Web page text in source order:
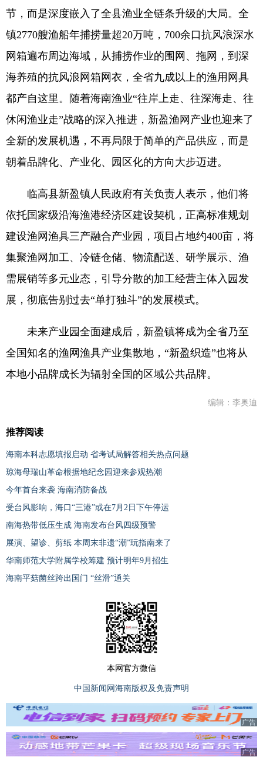
节，而是深度嵌入了全县渔业全链条升级的大局。全
镇2770艘渔船年捕捞量超20万吨，700余口抗风浪深水
网箱遍布周边海域，从捕捞作业的围网、拖网，到深
海养殖的抗风浪网箱网衣，全省九成以上的渔用网具
都产自这里。随着海南渔业“往岸上走、往深海走、往
休闲渔业走”战略的深入推进，新盈渔网产业也迎来了
全新的发展机遇，不再局限于简单的产品供应，而是
朝着品牌化、产业化、园区化的方向大步迈进。
临高县新盈镇人民政府有关负责人表示，他们将
依托国家级沿海渔港经济区建设契机，正高标准规划
建设渔网渔具三产融合产业园，项目占地约400亩，将
集聚渔网加工、冷链仓储、物流配送、研学展示、渔
需展销等多元业态，引导分散的加工经营主体入园发
展，彻底告别过去“单打独斗”的发展模式。
未来产业园全面建成后，新盈镇将成为全省乃至
全国知名的渔网渔具产业集散地，“新盈织造”也将从
本地小品牌成长为辐射全国的区域公共品牌。
编辑：李奥迪
推荐阅读
海南本科志愿填报启动 省考试局解答相关热点问题
琼海母瑞山革命根据地纪念园迎来参观热潮
今年首台来袭 海南消防备战
受台风影响，海口“三港”或在7月2日下午停运
南海热带低压生成 海南发布台风四级预警
展演、望诊、剪纸 本周末非遗“潮”玩指南来了
华南师范大学附属学校筹建 预计明年9月招生
海南平菇菌丝跨出国门 “丝滑”通关
本网官方微信
中国新闻网海南版权及免责声明
广告
广告